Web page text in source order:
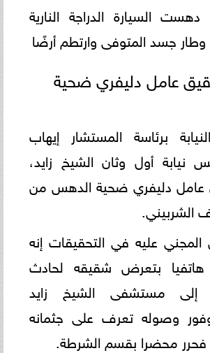
السيارة الدراجة النارية
جسد المتوفى وارتطم أرضًا
عامل دليفري ضحية
برئاسة المستشار إيهاب
نيابة أول وثان الشيخ زايد،
عامل دليفري ضحية الدهس من
الشربيني.
عليه في التحقيقات إنه
هاتفيا بتعرض شقيقه لحادث
إلى مستشفى الشيخ زايد
وصوله تعرف على جثمانه
فحرر محضرا بقسم الشرطة.